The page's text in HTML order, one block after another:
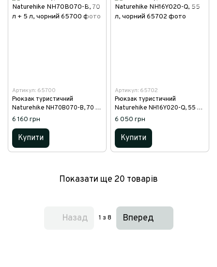
Артикул: 65700
Рюкзак туристичний
Naturehike NH70B070-B, 70 л
+ 5 л, чорний
6 160 грн
Купити
Артикул: 65702
Рюкзак туристичний
Naturehike NH16Y020-Q, 55 л,
чорний
6 050 грн
Купити
Показати ще 20 товарів
Назад 1 з 8 Вперед